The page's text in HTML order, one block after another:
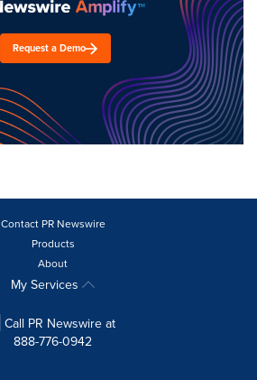
Request a Demo
Contact PR Newswire
Products
About
My Services
Call PR Newswire at
888-776-0942